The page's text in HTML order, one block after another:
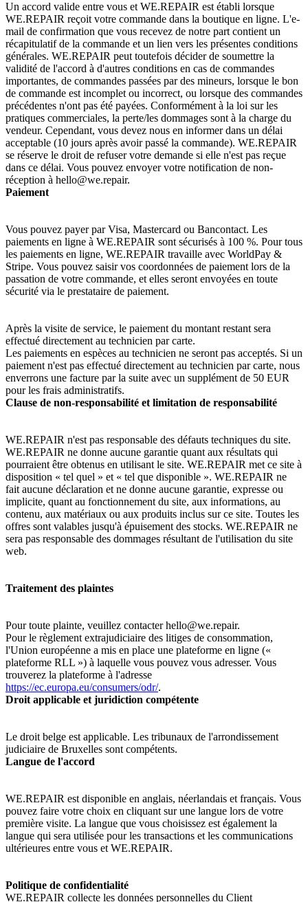
Un accord valide entre vous et WE.REPAIR est établi lorsque
WE.REPAIR reçoit votre commande dans la boutique en ligne. L'e-
mail de confirmation que vous recevez de notre part contient un
récapitulatif de la commande et un lien vers les présentes conditions
générales. WE.REPAIR peut toutefois décider de soumettre la
validité de l'accord à d'autres conditions en cas de commandes
importantes, de commandes passées par des mineurs, lorsque le bon
de commande est incomplet ou incorrect, ou lorsque des commandes
précédentes n'ont pas été payées. Conformément à la loi sur les
pratiques commerciales, la perte/les dommages sont à la charge du
vendeur. Cependant, vous devez nous en informer dans un délai
acceptable (10 jours après avoir passé la commande). WE.REPAIR
se réserve le droit de refuser votre demande si elle n'est pas reçue
dans ce délai. Vous pouvez envoyer votre notification de non-
réception à hello@we.repair.
Paiement
Vous pouvez payer par Visa, Mastercard ou Bancontact. Les
paiements en ligne à WE.REPAIR sont sécurisés à 100 %. Pour tous
les paiements en ligne, WE.REPAIR travaille avec WorldPay &
Stripe. Vous pouvez saisir vos coordonnées de paiement lors de la
passation de votre commande, et elles seront envoyées en toute
sécurité via le prestataire de paiement.
Après la visite de service, le paiement du montant restant sera
effectué directement au technicien par carte.
Les paiements en espèces au technicien ne seront pas acceptés. Si un
paiement n'est pas effectué directement au technicien par carte, nous
enverrons une facture par la suite avec un supplément de 50 EUR
pour les frais administratifs.
Clause de non-responsabilité et limitation de responsabilité
WE.REPAIR n'est pas responsable des défauts techniques du site.
WE.REPAIR ne donne aucune garantie quant aux résultats qui
pourraient être obtenus en utilisant le site. WE.REPAIR met ce site à
disposition « tel quel » et « tel que disponible ». WE.REPAIR ne
fait aucune déclaration et ne donne aucune garantie, expresse ou
implicite, quant au fonctionnement du site, aux informations, au
contenu, aux matériaux ou aux produits inclus sur ce site. Toutes les
offres sont valables jusqu'à épuisement des stocks. WE.REPAIR ne
sera pas responsable des dommages résultant de l'utilisation du site
web.
Traitement des plaintes
Pour toute plainte, veuillez contacter hello@we.repair.
Pour le règlement extrajudiciaire des litiges de consommation,
l'Union européenne a mis en place une plateforme en ligne («
plateforme RLL ») à laquelle vous pouvez vous adresser. Vous
trouverez la plateforme à l'adresse
https://ec.europa.eu/consumers/odr/.
Droit applicable et juridiction compétente
Le droit belge est applicable. Les tribunaux de l'arrondissement
judiciaire de Bruxelles sont compétents.
Langue de l'accord
WE.REPAIR est disponible en anglais, néerlandais et français. Vous
pouvez faire votre choix en cliquant sur une langue lors de votre
première visite. La langue que vous choisissez est également la
langue qui sera utilisée pour les transactions et les communications
ultérieures entre vous et WE.REPAIR.
Politique de confidentialité
WE.REPAIR collecte les données personnelles du Client